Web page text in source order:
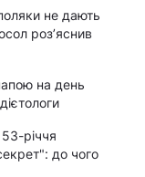
не дають
роз’яснив
на день
річчя
до чого